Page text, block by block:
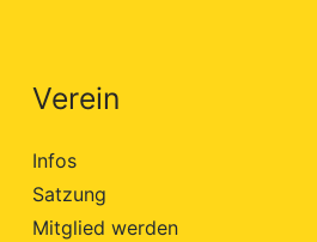
Verein
Infos
Satzung
Mitglied werden